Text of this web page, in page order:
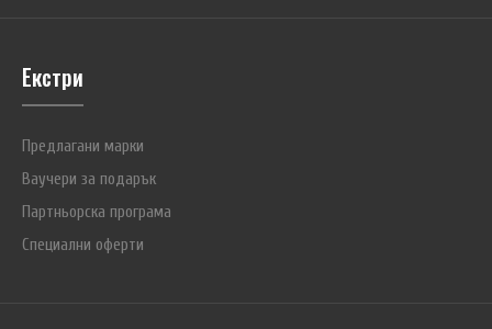
Екстри
Предлагани марки
Ваучери за подарък
Партньорска програма
Специални оферти